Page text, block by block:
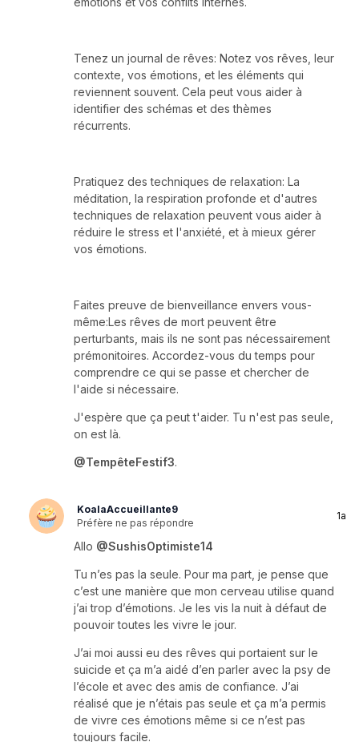
Tenez un journal de rêves: Notez vos rêves, leur
contexte, vos émotions, et les éléments qui
reviennent souvent. Cela peut vous aider à
identifier des schémas et des thèmes
récurrents.
Pratiquez des techniques de relaxation: La
méditation, la respiration profonde et d'autres
techniques de relaxation peuvent vous aider à
réduire le stress et l'anxiété, et à mieux gérer
vos émotions.
Faites preuve de bienveillance envers vous-
même:Les rêves de mort peuvent être
perturbants, mais ils ne sont pas nécessairement
prémonitoires. Accordez-vous du temps pour
comprendre ce qui se passe et chercher de
l'aide si nécessaire.
J'espère que ça peut t'aider. Tu n'est pas seule,
on est là.
@TempêteFestif3.
KoalaAccueillante9
Préfère ne pas répondre
1a
Allo @SushisOptimiste14
Tu n’es pas la seule. Pour ma part, je pense que
c’est une manière que mon cerveau utilise quand
j’ai trop d’émotions. Je les vis la nuit à défaut de
pouvoir toutes les vivre le jour.
J’ai moi aussi eu des rêves qui portaient sur le
suicide et ça m’a aidé d’en parler avec la psy de
l’école et avec des amis de confiance. J’ai
réalisé que je n’étais pas seule et ça m’a permis
de vivre ces émotions même si ce n’est pas
toujours facile.